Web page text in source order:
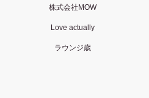
株式会社MOW
Love actually
ラウンジ歳